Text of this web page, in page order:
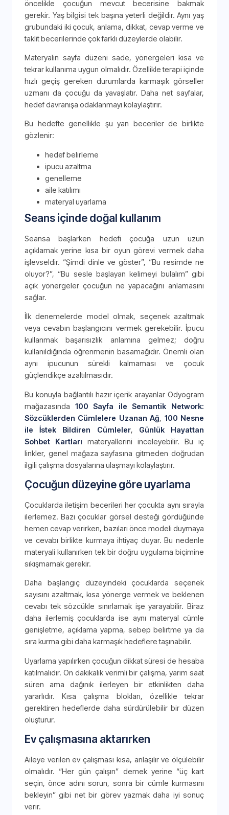
öncelikle çocuğun mevcut becerisine bakmak
gerekir. Yaş bilgisi tek başına yeterli değildir. Aynı yaş
grubundaki iki çocuk, anlama, dikkat, cevap verme ve
taklit becerilerinde çok farklı düzeylerde olabilir.
Materyalin sayfa düzeni sade, yönergeleri kısa ve
tekrar kullanıma uygun olmalıdır. Özellikle terapi içinde
hızlı geçiş gereken durumlarda karmaşık görseller
uzmanı da çocuğu da yavaşlatır. Daha net sayfalar,
hedef davranışa odaklanmayı kolaylaştırır.
Bu hedefte genellikle şu yan beceriler de birlikte
gözlenir:
hedef belirleme
ipucu azaltma
genelleme
aile katılımı
materyal uyarlama
Seans içinde doğal kullanım
Seansa başlarken hedefi çocuğa uzun uzun
açıklamak yerine kısa bir oyun görevi vermek daha
işlevseldir. “Şimdi dinle ve göster”, “Bu resimde ne
oluyor?”, “Bu sesle başlayan kelimeyi bulalım” gibi
açık yönergeler çocuğun ne yapacağını anlamasını
sağlar.
İlk denemelerde model olmak, seçenek azaltmak
veya cevabın başlangıcını vermek gerekebilir. İpucu
kullanmak başarısızlık anlamına gelmez; doğru
kullanıldığında öğrenmenin basamağıdır. Önemli olan
aynı ipucunun sürekli kalmaması ve çocuk
güçlendikçe azaltılmasıdır.
Bu konuyla bağlantılı hazır içerik arayanlar Odyogram
mağazasında 100 Sayfa ile Semantik Network:
Sözcüklerden Cümlelere Uzanan Ağ, 100 Nesne
ile İstek Bildiren Cümleler, Günlük Hayattan
Sohbet Kartları materyallerini inceleyebilir. Bu iç
linkler, genel mağaza sayfasına gitmeden doğrudan
ilgili çalışma dosyalarına ulaşmayı kolaylaştırır.
Çocuğun düzeyine göre uyarlama
Çocuklarda iletişim becerileri her çocukta aynı sırayla
ilerlemez. Bazı çocuklar görsel desteği gördüğünde
hemen cevap verirken, bazıları önce modeli duymaya
ve cevabı birlikte kurmaya ihtiyaç duyar. Bu nedenle
materyali kullanırken tek bir doğru uygulama biçimine
sıkışmamak gerekir.
Daha başlangıç düzeyindeki çocuklarda seçenek
sayısını azaltmak, kısa yönerge vermek ve beklenen
cevabı tek sözcükle sınırlamak işe yarayabilir. Biraz
daha ilerlemiş çocuklarda ise aynı materyal cümle
genişletme, açıklama yapma, sebep belirtme ya da
sıra kurma gibi daha karmaşık hedeflere taşınabilir.
Uyarlama yapılırken çocuğun dikkat süresi de hesaba
katılmalıdır. On dakikalık verimli bir çalışma, yarım saat
süren ama dağınık ilerleyen bir etkinlikten daha
yararlıdır. Kısa çalışma blokları, özellikle tekrar
gerektiren hedeflerde daha sürdürülebilir bir düzen
oluşturur.
Ev çalışmasına aktarırken
Aileye verilen ev çalışması kısa, anlaşılır ve ölçülebilir
olmalıdır. “Her gün çalışın” demek yerine “üç kart
seçin, önce adını sorun, sonra bir cümle kurmasını
bekleyin” gibi net bir görev yazmak daha iyi sonuç
verir.